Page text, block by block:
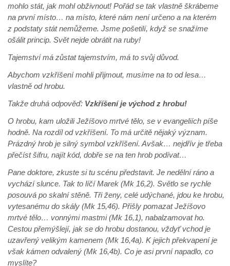
mohlo stát, jak mohl obživnout! Pořád se tak vlastně škrábeme
na první místo… na místo, které nám není určeno a na kterém
z podstaty stát nemůžeme. Jsme pošetilí, když se snažíme
ošálit princip. Svět nejde obrátit na ruby!
Tajemství má zůstat tajemstvím, má to svůj důvod.
Abychom vzkříšení mohli přijmout, musíme na to od lesa…
vlastně od hrobu.
Takže druhá odpověď: Vzkříšení je východ z hrobu!
O hrobu, kam uložili Ježíšovo mrtvé tělo, se v evangeliích píše
hodně. Na rozdíl od vzkříšení. To má určitě nějaký význam.
Prázdný hrob je silný symbol vzkříšení. Avšak… nejdřív je třeba
přečíst šifru, najít kód, dobře se na ten hrob podívat…
Pane doktore, zkuste si tu scénu představit. Je nedělní ráno a
vychází slunce. Tak to líčí Marek (Mk 16,2). Světlo se rychle
posouvá po skalní stěně. Tři ženy, celé udýchané, jdou ke hrobu,
vytesanému do skály (Mk 15,46). Přišly pomazat Ježíšovo
mrtvé tělo… vonnými mastmi (Mk 16,1), nabalzamovat ho.
Cestou přemýšlejí, jak se do hrobu dostanou, vždyť vchod je
uzavřený velikým kamenem (Mk 16,4a). K jejich překvapení je
však kámen odvalený (Mk 16,4b). Co je asi první napadlo, co
myslíte?